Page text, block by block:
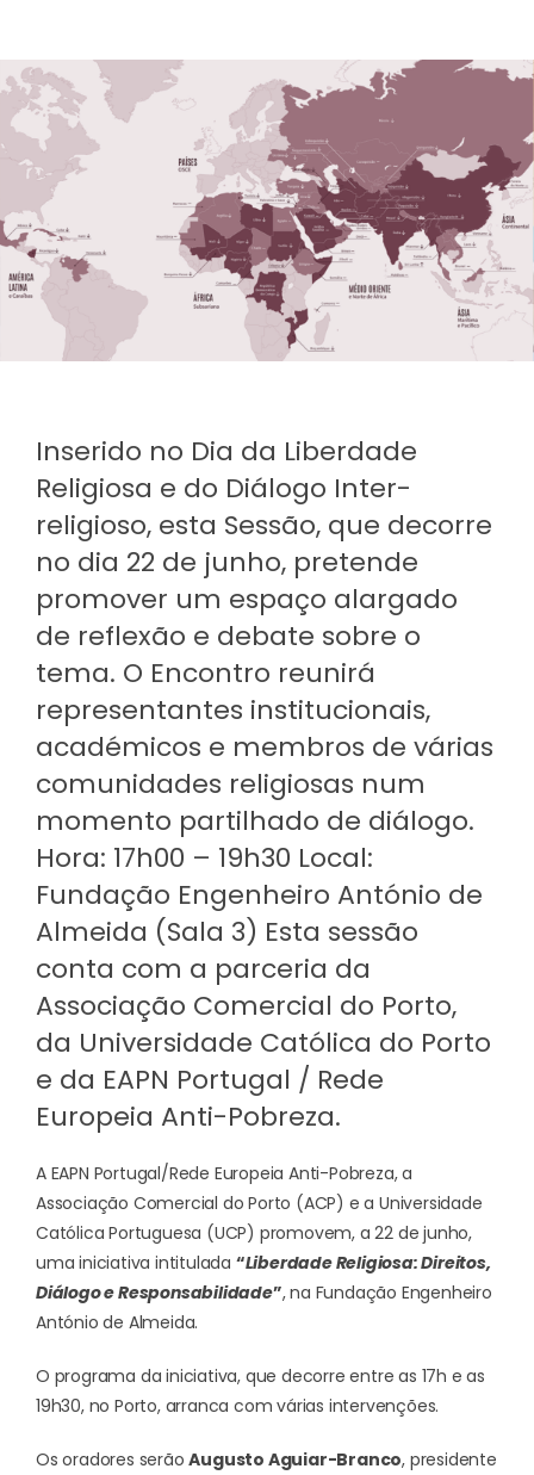
Inserido no Dia da Liberdade
Religiosa e do Diálogo Inter-
religioso, esta Sessão, que decorre
no dia 22 de junho, pretende
promover um espaço alargado
de reflexão e debate sobre o
tema. O Encontro reunirá
representantes institucionais,
académicos e membros de várias
comunidades religiosas num
momento partilhado de diálogo.
Hora: 17h00 – 19h30 Local:
Fundação Engenheiro António de
Almeida (Sala 3) Esta sessão
conta com a parceria da
Associação Comercial do Porto,
da Universidade Católica do Porto
e da EAPN Portugal / Rede
Europeia Anti-Pobreza.
A EAPN Portugal/Rede Europeia Anti-Pobreza, a
Associação Comercial do Porto (ACP) e a Universidade
Católica Portuguesa (UCP) promovem, a 22 de junho,
uma iniciativa intitulada “Liberdade Religiosa: Direitos,
Diálogo e Responsabilidade”, na Fundação Engenheiro
António de Almeida.
O programa da iniciativa, que decorre entre as 17h e as
19h30, no Porto, arranca com várias intervenções.
Os oradores serãoAugusto Aguiar-Branco, presidente